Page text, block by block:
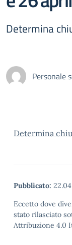
Determina
Personale
Determina
Pubblicato:
Eccetto dove
stato rilasciato
Attribuzione 4.0